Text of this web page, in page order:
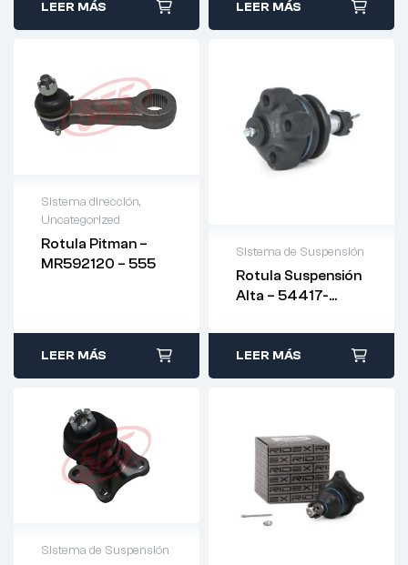
LEER MÁS LEER MÁS
Sistema dirección,
Uncategorized
Rotula Pitman –
MR592120 – 555
LEER MÁS
Sistema de Suspensión
Rotula Suspensión
Alta – 54417-
LEER MÁS
Sistema de Suspensión